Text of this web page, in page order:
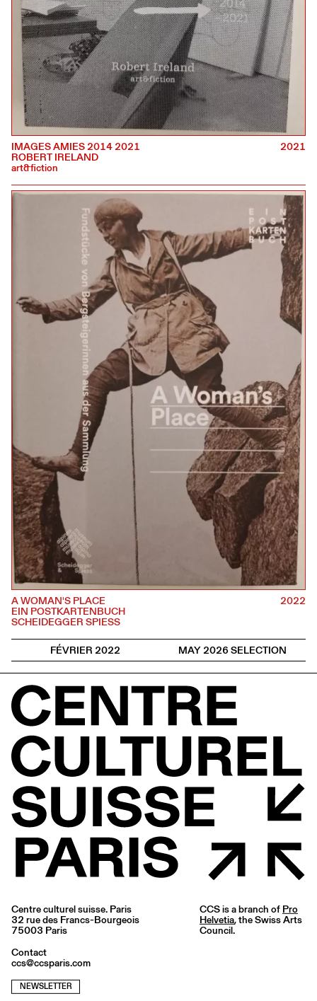
IMAGES AMIES 2014 2021
ROBERT IRELAND
art&fiction
2021
A WOMAN'S PLACE
EIN POSTKARTENBUCH
SCHEIDEGGER SPIESS
2022
FÉVRIER 2022 MAY 2026 SELECTION
Centre culturel suisse. Paris
32 rue des Francs-Bourgeois
75003 Paris
Contact
ccs@ccsparis.com
NEWSLETTER
CCS is a branch of Pro
Helvetia, the Swiss Arts
Council.